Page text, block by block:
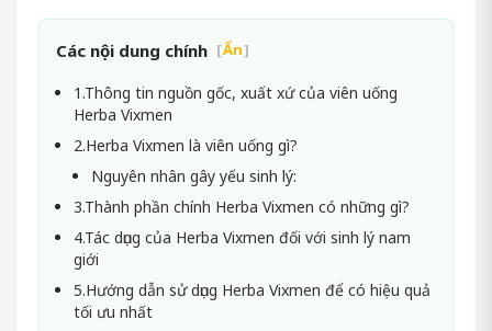
Các nội dung chính [Ẩn]
1.Thông tin nguồn gốc, xuất xứ của viên uống
Herba Vixmen
2.Herba Vixmen là viên uống gì?
Nguyên nhân gây yếu sinh lý:
3.Thành phần chính Herba Vixmen có những gì?
4.Tác dụng của Herba Vixmen đối với sinh lý nam
giới
5.Hướng dẫn sử dụng Herba Vixmen để có hiệu quả
tối ưu nhất